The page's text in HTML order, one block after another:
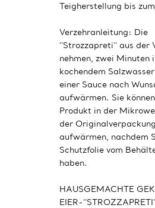
Teigherstellung bis
Verzehranleitung: Die
''Strozzapreti'' aus der
nehmen, zwei Minuten
kochendem
einer Sauce nach
aufwärmen. Sie
Produkt in der
der Originalverpackung
aufwärmen, nachdem
Schutzfolie vom
haben.
HAUSGEMACHTE
EIER-